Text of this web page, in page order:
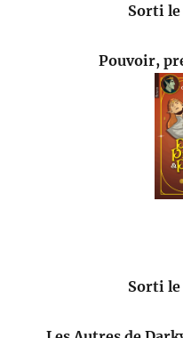
Sorti
Pouvoir,
Sorti